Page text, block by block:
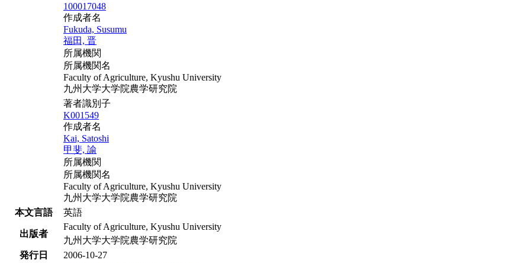
100017048
作成者名
Fukuda, Susumu
福田, 晋
所属機関
所属機関名
Faculty of Agriculture, Kyushu University
九州大学大学院農学研究院
著者識別子
K001549
作成者名
Kai, Satoshi
甲斐, 諭
所属機関
所属機関名
Faculty of Agriculture, Kyushu University
九州大学大学院農学研究院
本文言語
英語
出版者
Faculty of Agriculture, Kyushu University
九州大学大学院農学研究院
発行日
2006-10-27